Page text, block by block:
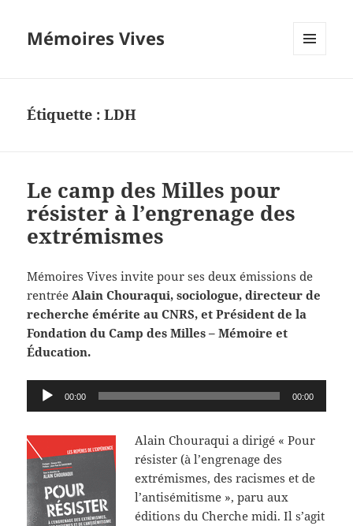
Mémoires Vives
Étiquette :LDH
Le camp des Milles pour
résister à l’engrenage des
extrémismes
Mémoires Vives invite pour ses deux émissions de
rentréeAlain Chouraqui, sociologue, directeur de
recherche émérite au CNRS, et Président de la
Fondation du Camp des Milles – Mémoire et
Éducation.
Lecteur
audio
00:00 00:00
Alain Chouraqui a dirigé « Pour
résister (à l’engrenage des
extrémismes, des racismes et de
l’antisémitisme », paru aux
éditions du Cherche midi. Il s’agit